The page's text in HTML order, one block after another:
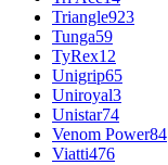
Triangle923
Tunga59
TyRex12
Unigrip65
Uniroyal3
Unistar74
Venom Power84
Viatti476